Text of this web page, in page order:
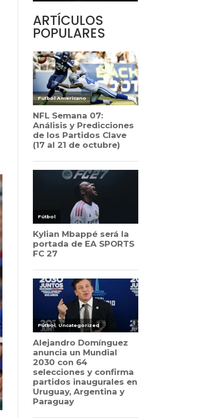
ARTÍCULOS
POPULARES